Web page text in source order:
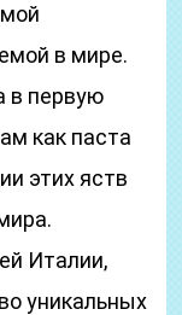
в мире.
в первую
как паста
этих яств
Италии,
уникальных